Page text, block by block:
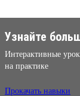
Узнайте
Интерактивные
на практике
Прокачать навыки